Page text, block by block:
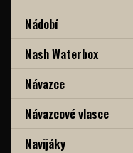
Nádobí
Nash Waterbox
Návazce
Návazcové vlasce
Navijáky